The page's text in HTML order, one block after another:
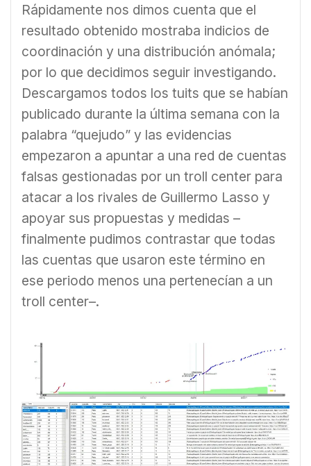
Rápidamente nos dimos cuenta que el
resultado obtenido mostraba indicios de
coordinación y una distribución anómala;
por lo que decidimos seguir investigando.
Descargamos todos los tuits que se habían
publicado durante la última semana con la
palabra “quejudo” y las evidencias
empezaron a apuntar a una red de cuentas
falsas gestionadas por un troll center para
atacar a los rivales de Guillermo Lasso y
apoyar sus propuestas y medidas –
finalmente pudimos contrastar que todas
las cuentas que usaron este término en
ese periodo menos una pertenecían a un
troll center–.